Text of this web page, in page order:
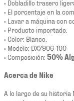
• Dobladillo trasero
• El porcentaje en la
• Lavar a máquina con
• Producto importado.
• Color: Blanco.
• Modelo: DX7906-100
• Composición: 50%
Acerca de Nike
A lo largo de su